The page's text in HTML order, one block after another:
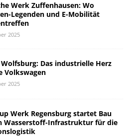
Werk Zuffenhausen: Wo
Legenden und E-Mobilität
2025
Das industrielle Herz
Volkswagen
2025
Werk Regensburg startet Bau
Wasserstoff-Infrastruktur für die